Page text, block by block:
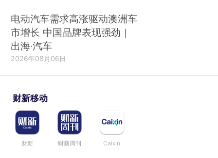
电动汽车需求高涨驱动澳洲车
市增长 中国品牌表现强劲｜
出海·汽车
2026年08月06日
财新移动
财新 财新周刊 Caixin